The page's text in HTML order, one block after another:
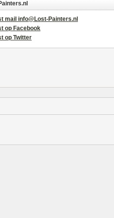
mail info@Lost-Painters.nl
op Facebook
op Twitter